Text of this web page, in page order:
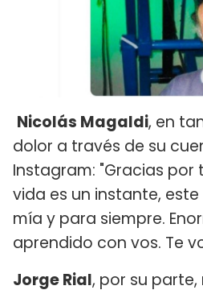
Nicolás Magaldi, en
dolor a través de su
Instagram: "Gracias por
vida es un instante,
mía y para siempre.
aprendido con vos. Te
Jorge Rial, por su